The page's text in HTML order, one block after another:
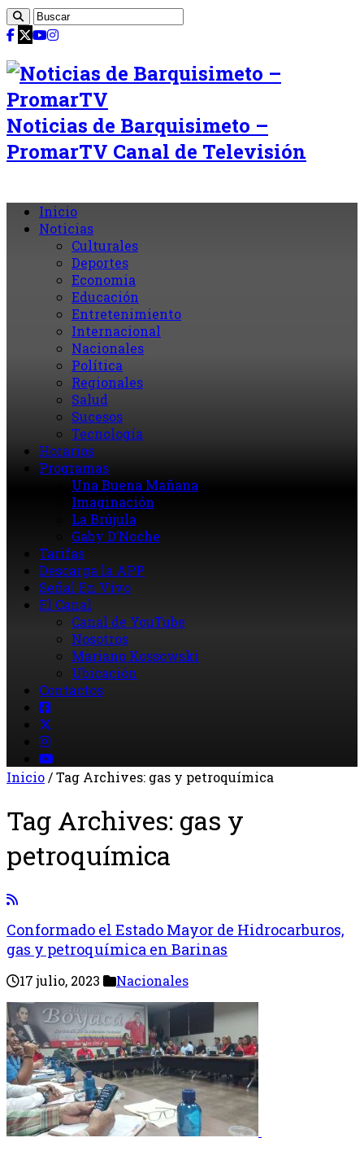
Noticias de Barquisimeto –
PromarTV Canal de Televisión
Inicio
Noticias
Culturales
Deportes
Economia
Educación
Entretenimiento
Internacional
Nacionales
Política
Regionales
Salud
Sucesos
Tecnología
Horarios
Programas
Una Buena Mañana
Imaginación
La Brújula
Gaby D’Noche
Tarifas
Descarga la APP
Señal En Vivo
El Canal
Canal de YouTube
Nosotros
Mariano Kossowski
Ubicación
Contactos
Inicio/Tag Archives: gas y petroquímica
Tag Archives: gas y
petroquímica
Conformado el Estado Mayor de Hidrocarburos,
gas y petroquímica en Barinas
17 julio, 2023 Nacionales